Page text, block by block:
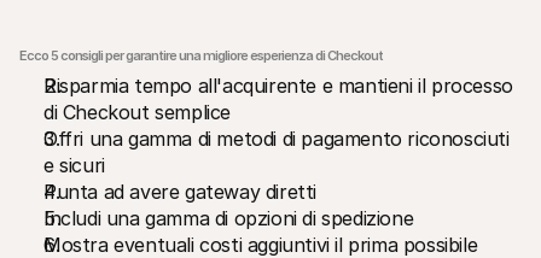
Ecco 5 consigli per garantire una migliore esperienza di Checkout
Risparmia tempo all'acquirente e mantieni il processo
di Checkout semplice
Offri una gamma di metodi di pagamento riconosciuti
e sicuri
Punta ad avere gateway diretti
Includi una gamma di opzioni di spedizione
Mostra eventuali costi aggiuntivi il prima possibile